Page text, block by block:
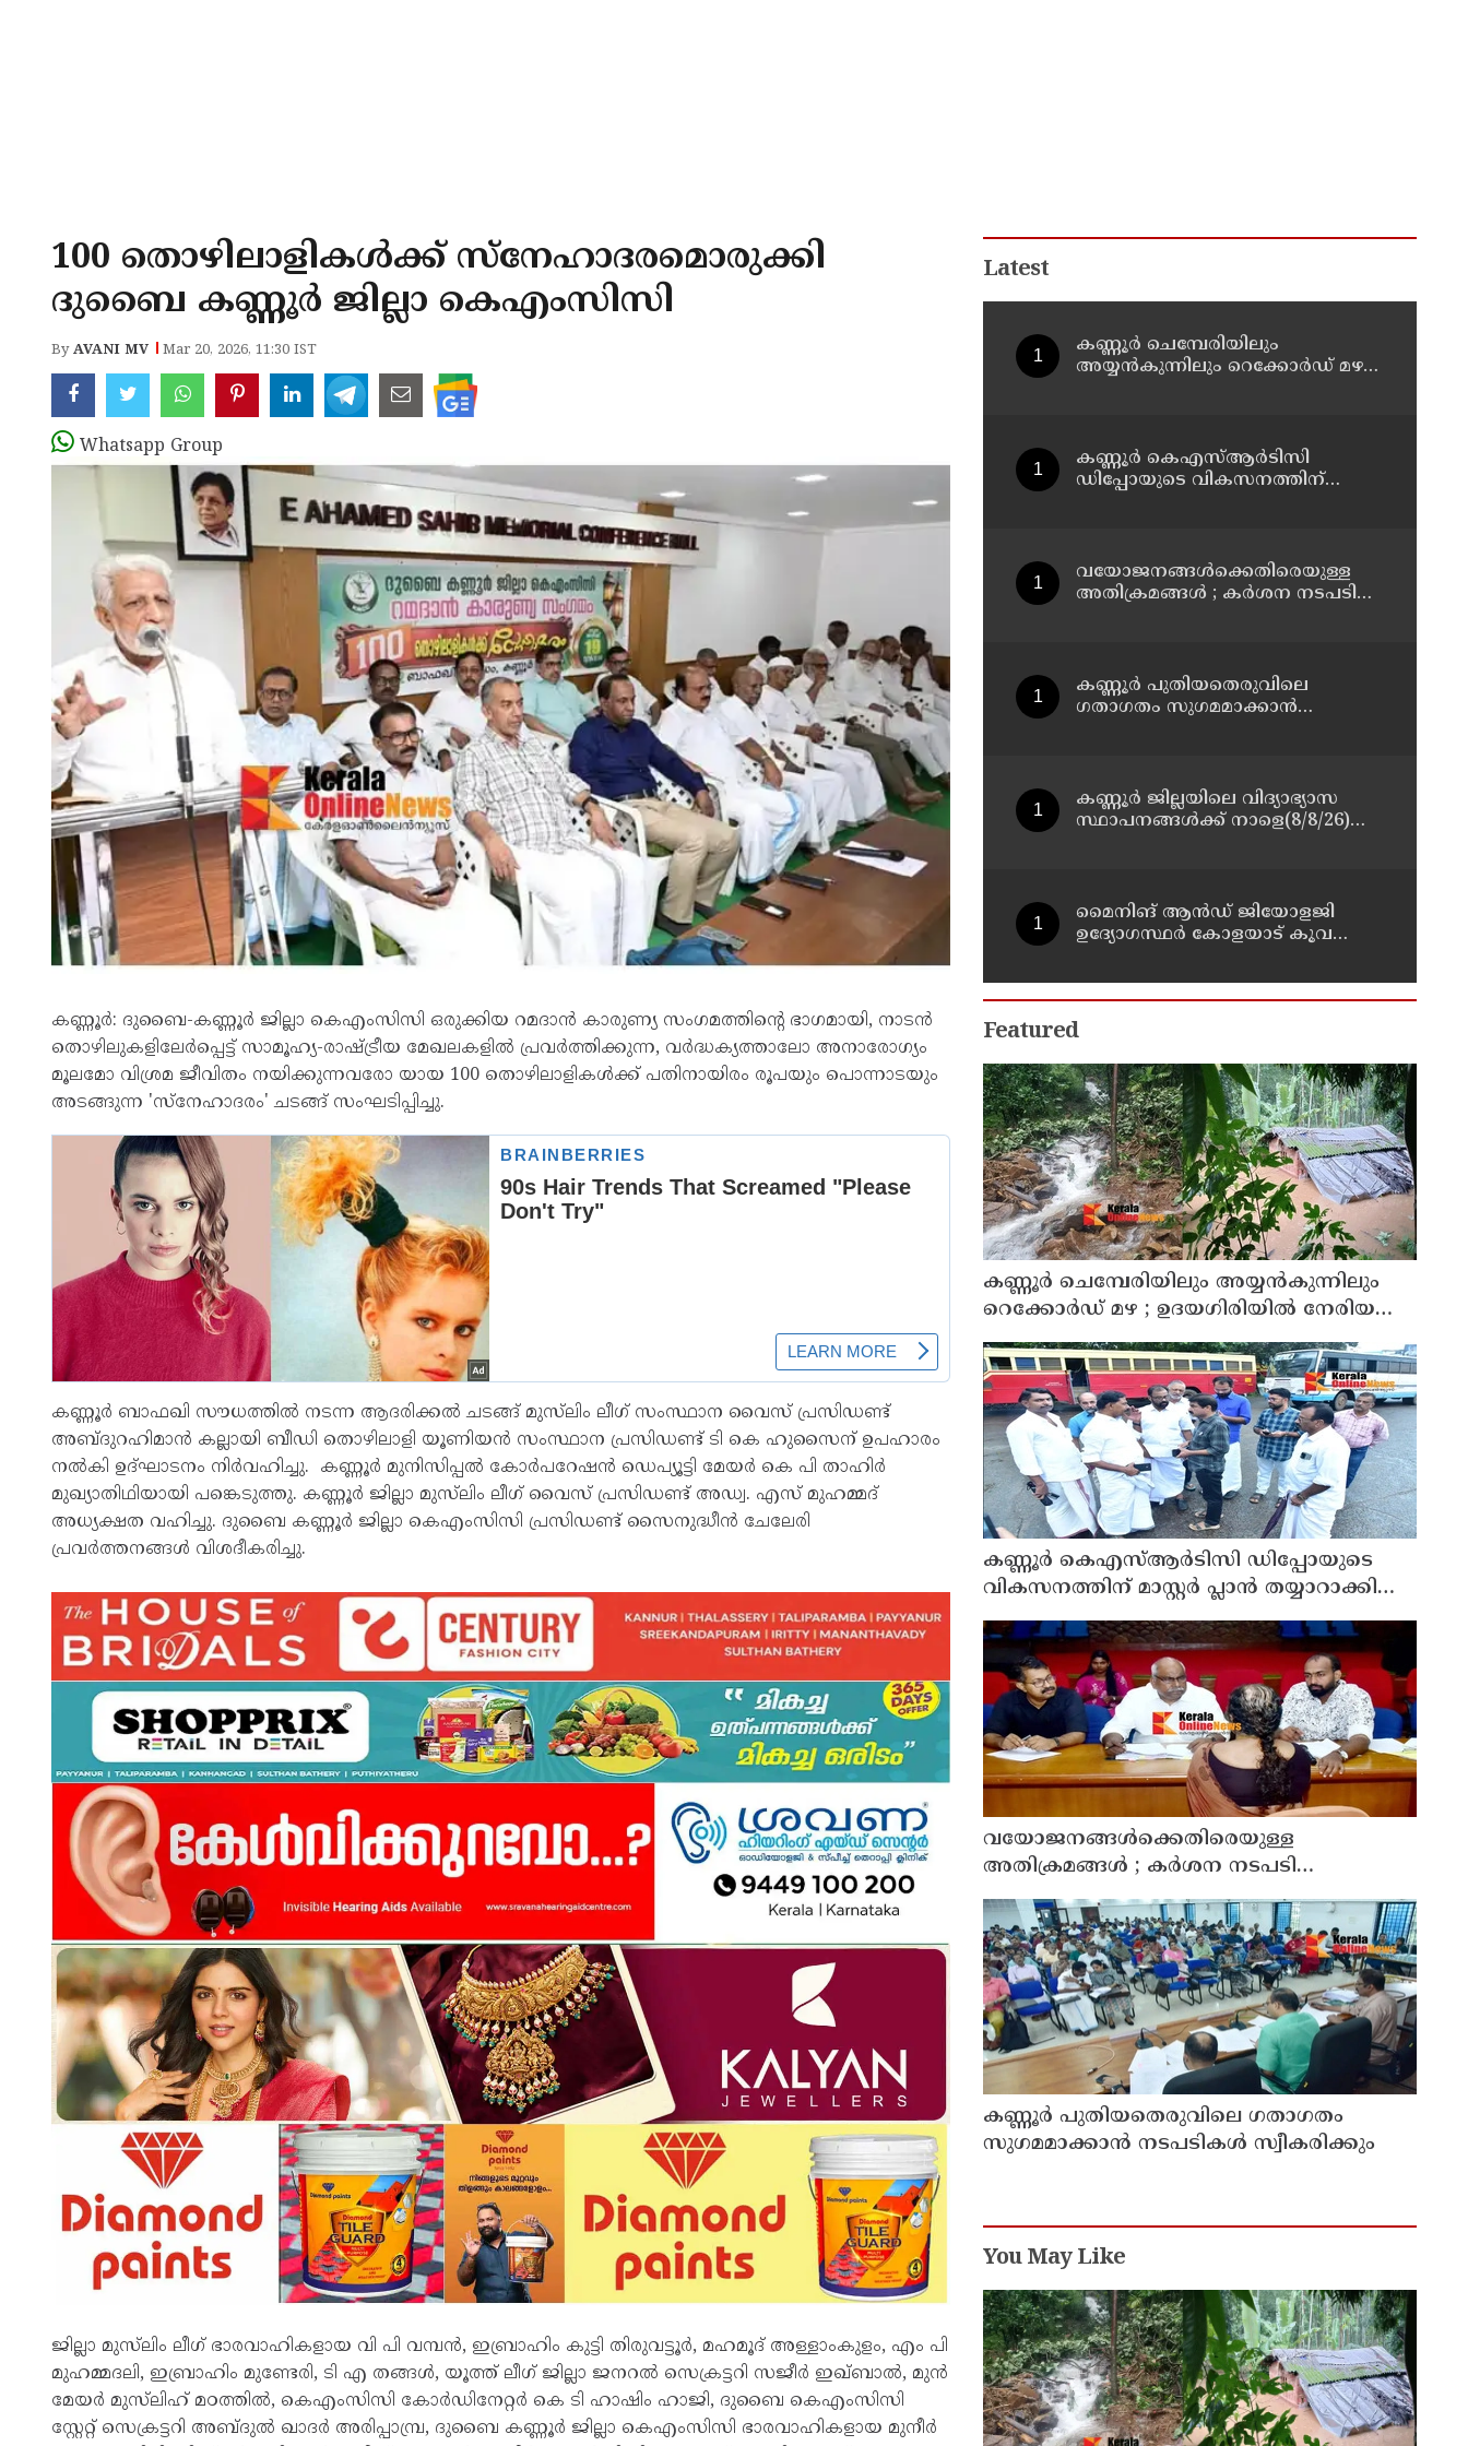
100 തൊഴിലാളികൾക്ക് സ്നേഹാദരമൊരുക്കി
ദുബൈ കണ്ണൂർ ജില്ലാ കെഎംസിസി
ByAVANI MV Mar 20, 2026, 11:30 IST
Whatsapp Group
കണ്ണൂർ: ദുബൈ-കണ്ണൂർ ജില്ലാ കെഎംസിസി ഒരുക്കിയ റമദാൻ കാരുണ്യ സംഗമത്തിന്റെ ഭാഗമായി, നാടൻ
തൊഴിലുകളിലേർപ്പെട്ട് സാമൂഹ്യ-രാഷ്ട്രീയ മേഖലകളിൽ പ്രവർത്തിക്കുന്ന, വർദ്ധക്യത്താലോ അനാരോഗ്യം
മൂലമോ വിശ്രമ ജീവിതം നയിക്കുന്നവരോ യായ 100 തൊഴിലാളികൾക്ക് പതിനായിരം രൂപയും പൊന്നാടയും
അടങ്ങുന്ന 'സ്നേഹാദരം' ചടങ്ങ് സംഘടിപ്പിച്ചു.
കണ്ണൂർ ബാഫഖി സൗധത്തിൽ നടന്ന ആദരിക്കൽ ചടങ്ങ് മുസ്‌ലിം ലീഗ് സംസ്ഥാന വൈസ് പ്രസിഡണ്ട്
അബ്ദുറഹിമാൻ കല്ലായി ബീഡി തൊഴിലാളി യൂണിയൻ സംസ്ഥാന പ്രസിഡണ്ട് ടി കെ ഹുസൈന് ഉപഹാരം
നൽകി ഉദ്ഘാടനം നിർവഹിച്ചു. കണ്ണൂർ മുനിസിപ്പൽ കോർപറേഷൻ ഡെപ്യൂട്ടി മേയർ കെ പി താഹിർ
മുഖ്യാതിഥിയായി പങ്കെടുത്തു. കണ്ണൂർ ജില്ലാ മുസ്‌ലിം ലീഗ് വൈസ് പ്രസിഡണ്ട് അഡ്വ. എസ് മുഹമ്മദ്
അധ്യക്ഷത വഹിച്ചു. ദുബൈ കണ്ണൂർ ജില്ലാ കെഎംസിസി പ്രസിഡണ്ട് സൈനുദ്ധീൻ ചേലേരി
പ്രവർത്തനങ്ങൾ വിശദീകരിച്ചു.
ജില്ലാ മുസ്‌ലിം ലീഗ് ഭാരവാഹികളായ വി പി വമ്പൻ, ഇബ്രാഹിം കുട്ടി തിരുവട്ടൂർ, മഹമൂദ് അള്ളാംകുളം, എം പി
മുഹമ്മദലി, ഇബ്രാഹിം മുണ്ടേരി, ടി എ തങ്ങൾ, യൂത്ത് ലീഗ് ജില്ലാ ജനറൽ സെക്രട്ടറി സജീർ ഇഖ്ബാൽ, മുൻ
മേയർ മുസ്‌ലിഹ്‌ മഠത്തിൽ, കെഎംസിസി കോർഡിനേറ്റർ കെ ടി ഹാഷിം ഹാജി, ദുബൈ കെഎംസിസി
സ്റ്റേറ്റ് സെക്രട്ടറി അബ്ദുൽ ഖാദർ അരിപ്പാമ്പ്ര, ദുബൈ കണ്ണൂർ ജില്ലാ കെഎംസിസി ഭാരവാഹികളായ മുനീർ
Latest
കണ്ണൂർ ചെമ്പേരിയിലും
അയ്യൻകുന്നിലും റെക്കോർഡ് മഴ ;
കണ്ണൂർ കെഎസ്ആർടിസി
ഡിപ്പോയുടെ വികസനത്തിന്
വയോജനങ്ങൾക്കെതിരെയുള്ള
അതിക്രമങ്ങൾ ; കർശന നടപടി
കണ്ണൂർ പുതിയതെരുവിലെ
ഗതാഗതം സുഗമമാക്കാന്‍
കണ്ണൂർ ജില്ലയിലെ വിദ്യാഭ്യാസ
സ്ഥാപനങ്ങള്‍ക്ക് നാളെ(8/8/26)
മൈനിങ് ആൻഡ്​ ജിയോളജി
ഉദ്യോഗസ്ഥർ കോളയാട് കൂവ
Featured
കണ്ണൂർ ചെമ്പേരിയിലും അയ്യൻകുന്നിലും
റെക്കോർഡ് മഴ ; ഉദയഗിരിയിൽ നേരിയ
ഉരുൾപൊട്ടൽ; 13 പേരെ ക്യാമ്പിലേക്ക് മാറ്റി
കണ്ണൂർ കെഎസ്ആർടിസി ഡിപ്പോയുടെ
വികസനത്തിന് മാസ്റ്റർ പ്ലാൻ തയ്യാറാക്കി
സമർപ്പിക്കും : ടി ഒ മോഹനൻ എം എൽ എ
വയോജനങ്ങൾക്കെതിരെയുള്ള
അതിക്രമങ്ങൾ ; കർശന നടപടി
സ്വീകരിക്കുമെന്ന് കമ്മീഷൻ
കണ്ണൂർ പുതിയതെരുവിലെ ഗതാഗതം
സുഗമമാക്കാന്‍ നടപടികള്‍ സ്വീകരിക്കും
You May Like